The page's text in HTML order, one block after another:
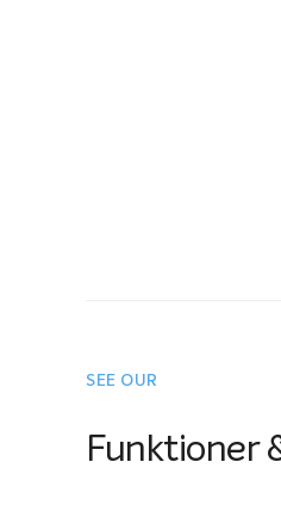
SEE OUR
Funktioner